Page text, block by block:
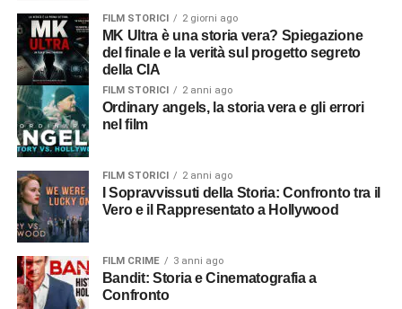
FILM STORICI 2 giorni ago
MK Ultra è una storia vera? Spiegazione
del finale e la verità sul progetto segreto
della CIA
FILM STORICI 2 anni ago
Ordinary angels, la storia vera e gli errori
nel film
FILM STORICI 2 anni ago
Vero e il Rappresentato a Hollywood
FILM CRIME 3 anni ago
Bandit: Storia e Cinematografia a
Confronto